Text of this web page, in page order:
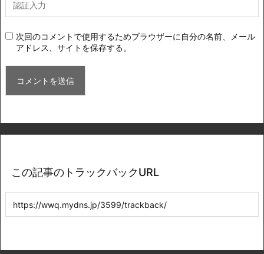
次回のコメントで使用するためブラウザーに自分の名前、メール
アドレス、サイトを保存する。
この記事のトラックバックURL